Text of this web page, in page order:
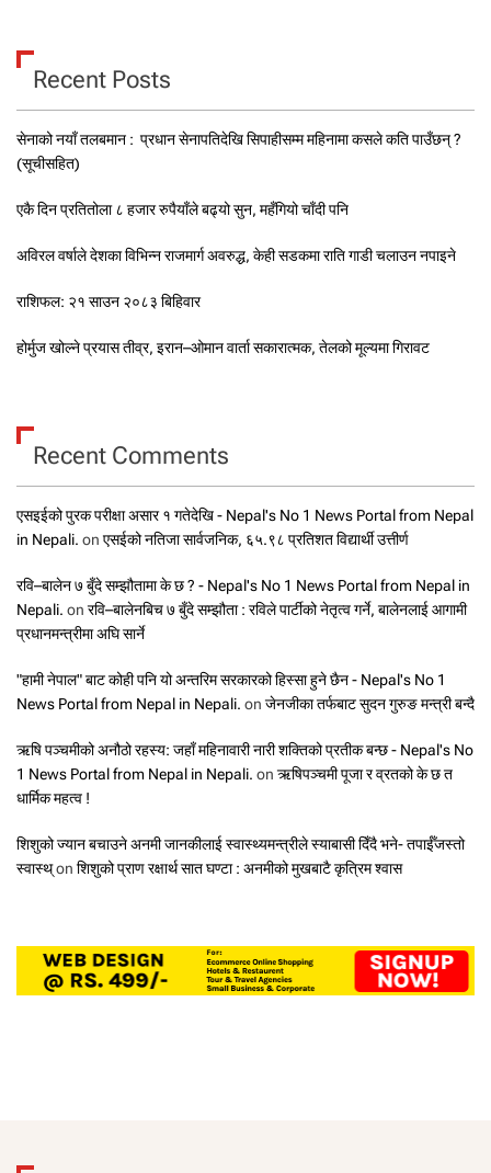
Recent Posts
सेनाको नयाँ तलबमान : प्रधान सेनापतिदेखि सिपाहीसम्म महिनामा कसले कति पाउँछन् ?
(सूचीसहित)
एकै दिन प्रतितोला ८ हजार रुपैयाँले बढ्यो सुन, महँगियो चाँदी पनि
अविरल वर्षाले देशका विभिन्न राजमार्ग अवरुद्ध, केही सडकमा राति गाडी चलाउन नपाइने
राशिफल: २१ साउन २०८३ बिहिवार
होर्मुज खोल्ने प्रयास तीव्र, इरान–ओमान वार्ता सकारात्मक, तेलको मूल्यमा गिरावट
Recent Comments
एसइईको पुरक परीक्षा असार १ गतेदेखि - Nepal's No 1 News Portal from Nepal
in Nepali. on एसईको नतिजा सार्वजनिक, ६५.९८ प्रतिशत विद्यार्थी उत्तीर्ण
रवि–बालेन ७ बुँदे सम्झौतामा के छ ? - Nepal's No 1 News Portal from Nepal in
Nepali. on रवि–बालेनबिच ७ बुँदे सम्झौता : रविले पार्टीको नेतृत्व गर्ने, बालेनलाई आगामी
प्रधानमन्त्रीमा अघि सार्ने
"हामी नेपाल" बाट कोही पनि यो अन्तरिम सरकारको हिस्सा हुने छैन - Nepal's No 1
News Portal from Nepal in Nepali. on जेनजीका तर्फबाट सुदन गुरुङ मन्त्री बन्दै
ऋषि पञ्चमीको अनौठो रहस्य: जहाँ महिनावारी नारी शक्तिको प्रतीक बन्छ - Nepal's No
1 News Portal from Nepal in Nepali. on ऋषिपञ्चमी पूजा र व्रतको के छ त
धार्मिक महत्व !
शिशुको ज्यान बचाउने अनमी जानकीलाई स्वास्थ्यमन्त्रीले स्याबासी दिँदै भने- तपाईँजस्तो
स्वास्थ्on शिशुको प्राण रक्षार्थ सात घण्टा : अनमीको मुखबाटै कृत्रिम श्वास